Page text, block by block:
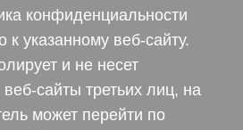
конфиденциальности
к указанному веб-сайту.
и не несет
веб-сайты третьих лиц, на
может перейти по